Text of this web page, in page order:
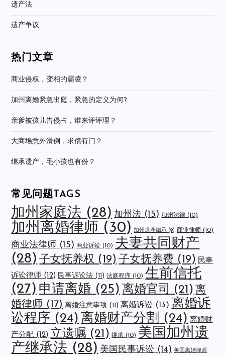
遗产法
遗产争议
热门文章
商业侵权，变相的霸凌？
加州离婚紧急出庭，紧急的定义为何?
亲爹被孩儿告侵占，谁来评评理？
大商場意外滑倒，求償有门？
继承遗产，毛小孩也有份？
常见问题TAGS
加州家庭法 (28) 加州法 (15) 加州法律 (10)
加州离婚律师 (30) 加州遺產繼承 (9) 商业律师 (10)
商业法律师 (15) 商业诉讼 (10) 夫妻共同财产
(28) 子女抚养权 (19) 子女抚养费 (19) 民事
诉讼律师 (12) 民事诉讼法 (11) 法庭程序 (10) 生前信托
(27) 申请离婚 (25) 离婚官司 (21) 离
婚律师 (17) 离婚注意事项 (11) 离婚诉讼 (13) 离婚诉
讼程序 (24) 离婚财产分割 (24) 离婚财
产分配 (12) 立遗嘱 (21) 继承 (10) 美国加州遗
产继承法 (28) 美国民事诉讼 (14) 美国离婚律师